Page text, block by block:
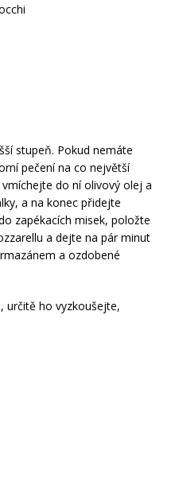
stupeň. Pokud nemáte
pečení na co největší
do ní olivový olej a
a na konec přidejte
zapékacích misek, položte
a dejte na pár minut
a ozdobené
určitě ho vyzkoušejte,